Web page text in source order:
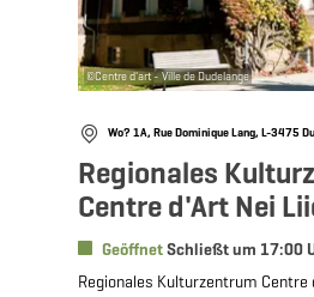
©Centre d'art - Ville de Dudelange
Wo? 1A, Rue Dominique Lang, L-3475
Regionales
Centre d'Art Nei
GeöffnetSchließt um 17:00
Regionales Kulturzentrum Centre